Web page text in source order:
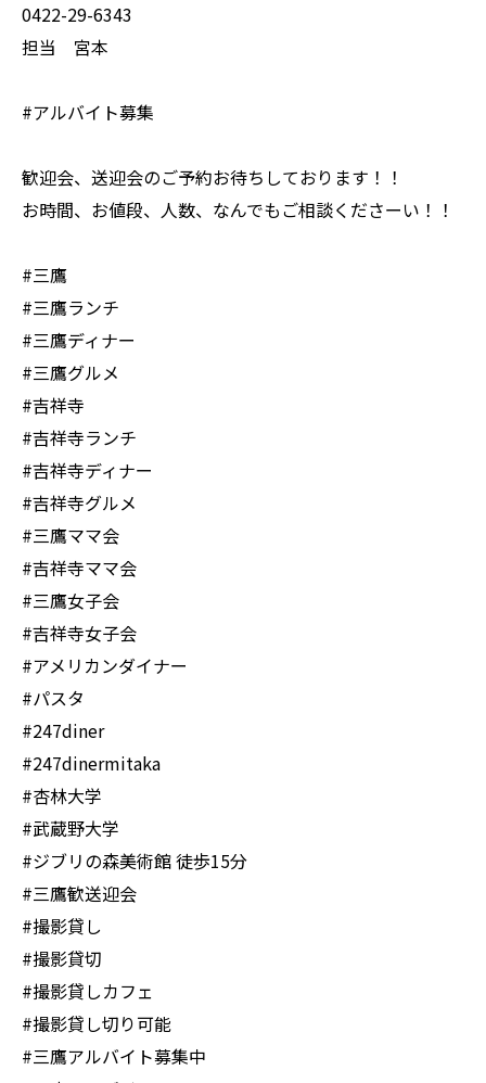
0422-29-6343
担当 宮本
#アルバイト募集
歓迎会、送迎会のご予約お待ちしております！！
お時間、お値段、人数、なんでもご相談くださーい！！
#三鷹
#三鷹ランチ
#三鷹ディナー
#三鷹グルメ
#吉祥寺
#吉祥寺ランチ
#吉祥寺ディナー
#吉祥寺グルメ
#三鷹ママ会
#吉祥寺ママ会
#三鷹女子会
#吉祥寺女子会
#アメリカンダイナー
#パスタ
#247diner
#247dinermitaka
#杏林大学
#武蔵野大学
#ジブリの森美術館 徒歩15分
#三鷹歓送迎会
#撮影貸し
#撮影貸切
#撮影貸しカフェ
#撮影貸し切り可能
#三鷹アルバイト募集中